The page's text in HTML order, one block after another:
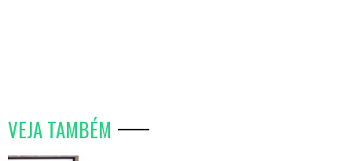
VEJA TAMBÉM